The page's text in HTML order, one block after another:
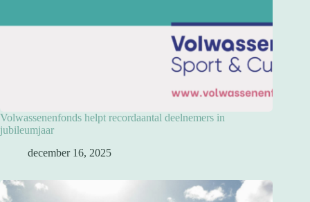
Volwassenenfonds helpt recordaantal deelnemers in
jubileumjaar
december 16, 2025